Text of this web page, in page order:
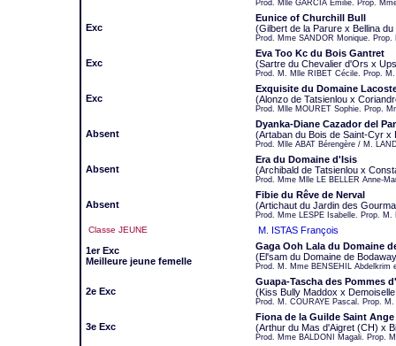
Prod. Mlle GARCIA Emilie. Prop.
Exc
Eunice of Churchill Bull
(Gilbert de la Parure x Bellina du
Prod. Mme SANDOR Monique.
Exc
Eva Too Kc du Bois Gantret
(Sartre du Chevalier d'Ors x
Prod. M. Mlle RIBET Cécile. Prop.
Exc
Exquisite du Domaine
(Alonzo de Tatsienlou x
Prod. Mlle MOURET Sophie. Prop.
Absent
Dyanka-Diane Cazador del
(Artaban du Bois de Saint-Cyr x
Prod. Mlle ABAT Bérengère / M.
Absent
Era du Domaine d'Isis
(Archibald de Tatsienlou x
Prod. Mme Mlle LE BELLER Anne-
Absent
Fibie du Rêve de Nerval
(Artichaut du Jardin des
Prod. Mme LESPE Isabelle. Prop.
Classe JEUNE
M. ISTAS François
1er Exc
Meilleure jeune femelle
Gaga Ooh Lala du Domaine
(El'sam du Domaine de
Prod. M. Mme BENSEHIL Abdelkrim
2e Exc
Guapa-Tascha des Pommes
(Kiss Bully Maddox x
Prod. M. COURAYE Pascal. Prop.
3e Exc
Fiona de la Guilde Saint Ange
(Arthur du Mas d'Aigret (CH) x
Prod. Mme BALDONI Magali. Prop.